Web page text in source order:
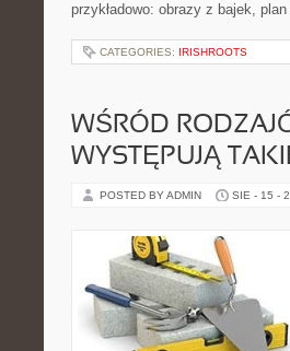
przykładowo: obrazy z bajek,
CATEGORIES: IRISHROOTS
WŚRÓD
WYSTĘPUJĄ
POSTED BY ADMIN SIE - 15 -